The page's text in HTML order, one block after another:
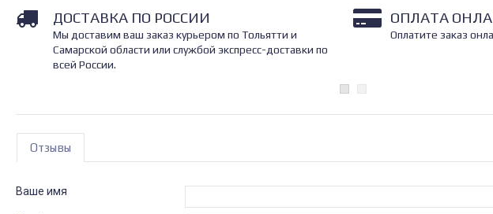
ДОСТАВКА ПО РОССИИ
Мы доставим ваш заказ курьером по Тольятти и
Самарской области или службой экспресс-доставки по
всей России.
ОПЛАТА
Оплатите заказ
Отзывы
Ваше имя